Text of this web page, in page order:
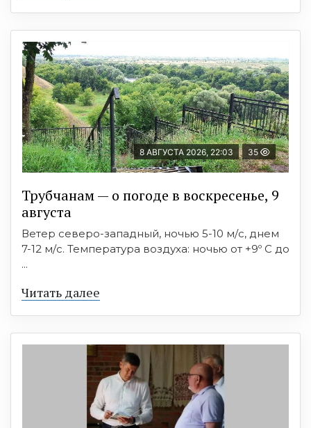
8 АВГУСТА 2026, 22:03 35
Трубчанам — о погоде в воскресенье, 9
августа
Ветер северо-западный, ночью 5-10 м/с, днем
7-12 м/с. Температура воздуха: ночью от +9º C до
...
Читать далее